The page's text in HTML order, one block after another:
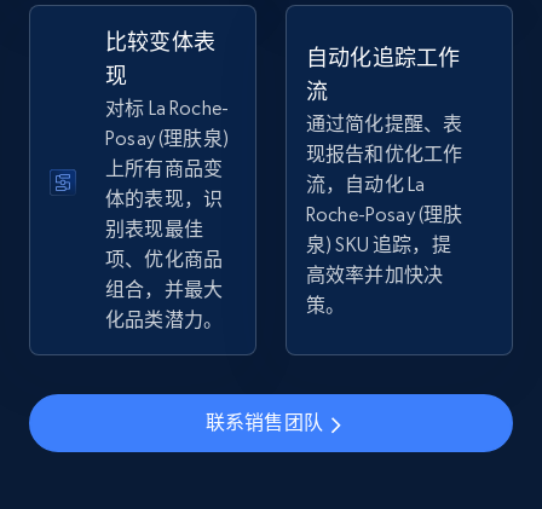
eBay - Gather data on products using
specified keywords
URL, Product id, Title, Seller name, Seller rating,
Seller reviews, Breadcrumbs, Root category, and
more.
2.5K+ 359+ 立即开始
URL, Product id, Title, Seller name, Seller rating,
Seller reviews, Breadcrumbs, Root category, and
比较变体表
现
对标 La Roche-
Posay (理肤泉)
上所有商品变
体的表现，识
别表现最佳
项、优化商品
组合，并最大
化品类潜力。
自动化追踪工作
流
通过简化提醒、表
现报告和优化工作
流，自动化 La
Roche-Posay (理肤
泉) SKU 追踪，提
高效率并加快决
策。
联系销售团队